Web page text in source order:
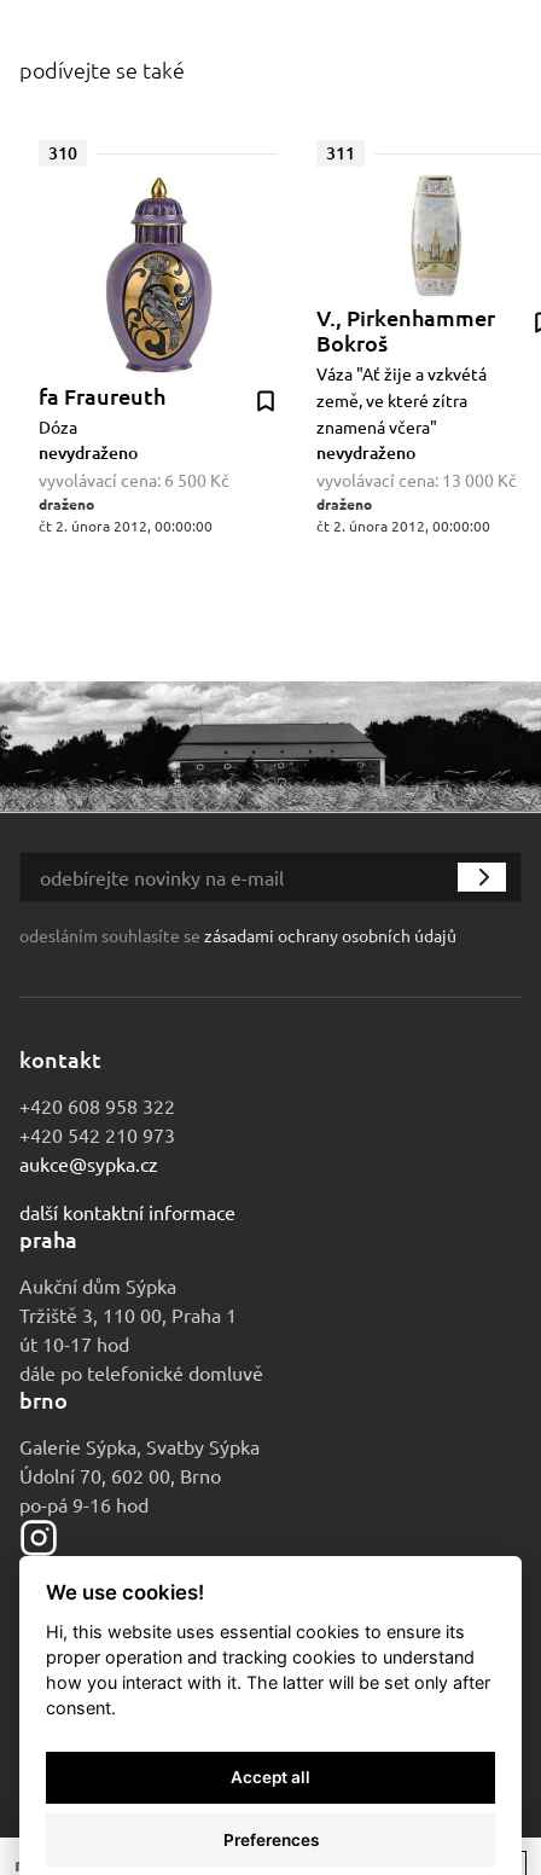
nevydraženo
podívejte se také
310
fa Fraureuth
Dóza
nevydraženo
vyvolávací cena: 6 500 Kč
draženo
čt 2. února 2012, 00:00:00
311
V., Pirkenhammer
Bokroš
Váza "Ať žije a vzkvétá
země, ve které zítra
znamená včera"
nevydraženo
vyvolávací cena: 13 000 Kč
draženo
čt 2. února 2012, 00:00:00
odesláním souhlasíte se zásadami ochrany osobních údajů
kontakt
+420 608 958 322
+420 542 210 973
aukce@sypka.cz
další kontaktní informace
praha
Aukční dům Sýpka
Tržiště 3, 110 00, Praha 1
út 10-17 hod
dále po telefonické domluvě
brno
Galerie Sýpka, Svatby Sýpka
Údolní 70, 602 00, Brno
po-pá 9-16 hod
Ochrana osobních údajů
© 2010-2026 Aukční dům Sýpka
We use cookies!
Hi, this website uses essential cookies to ensure its
proper operation and tracking cookies to understand
how you interact with it. The latter will be set only after
consent.
Accept all
Preferences